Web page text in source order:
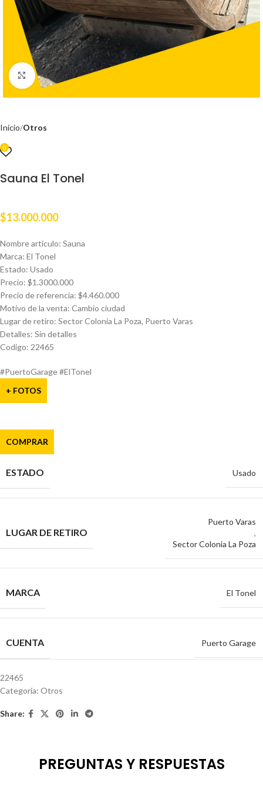
Clic para ampliar
Inicio Otros
0
Sauna El Tonel
$13.000.000
Nombre articulo: Sauna
Marca: El Tonel
Estado: Usado
Precio: $1.3000.000
Precio de referencia: $4.460.000
Motivo de la venta: Cambio ciudad
Lugar de retiro: Sector Colonia La Poza, Puerto Varas
Detalles: Sin detalles
Codigo: 22465
#PuertoGarage #ElTonel
+ FOTOS
COMPRAR
ESTADO Usado
LUGAR DE RETIRO
Puerto Varas
,
Sector Colonia La Poza
MARCA El Tonel
CUENTA Puerto Garage
22465
Categoría: Otros
Share:
PREGUNTAS Y RESPUESTAS